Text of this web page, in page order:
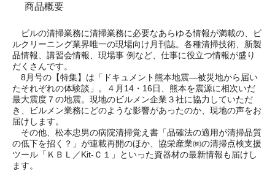
商品概要
ビルの清掃業務に清掃業務に必要なあらゆる情報が満載の、ビ
ルクリーニング業界唯一の現場向け月刊誌。各種清掃技術、新製
品情報、講習会情報、現場事 例など、仕事に役立つ情報が盛り
だくさんです。
8月号の【特集】は「ドキュメント熊本地震―被災地から届い
たそれぞれの体験談」。４月14・16日、熊本を震源に相次いだ
最大震度７の地震。現地のビルメン企業３社に協力していただ
き、ビルメン業務にどのような影響があったのか、現地の声をお
届けします。
その他、松本忠男の病院清掃覚え書「品確法の適用が清掃品質
の低下を招く？」が連載再開のほか、協栄産業㈱の清掃点検支援
ツール「ＫＢＬ／Kit-Ｃ１」といった資器材の最新情報も届けし
ます。